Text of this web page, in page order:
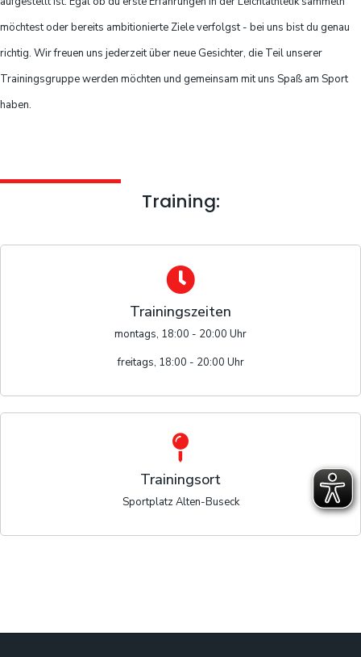
möchtest oder bereits ambitionierte Ziele verfolgst - bei uns bist du genau
richtig. Wir freuen uns jederzeit über neue Gesichter, die Teil unserer
Trainingsgruppe werden möchten und gemeinsam mit uns Spaß am Sport
haben.
Training:
Trainingszeiten
montags, 18:00 - 20:00 Uhr
freitags, 18:00 - 20:00 Uhr
Trainingsort
Sportplatz Alten-Buseck